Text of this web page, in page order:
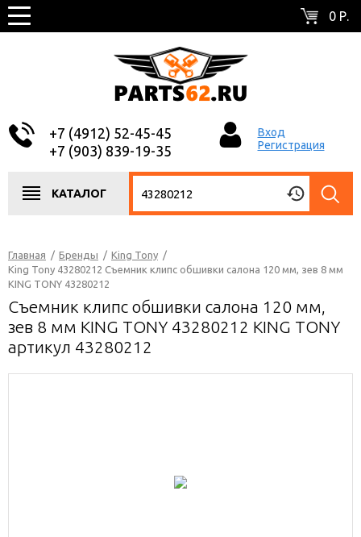
0 Р.
+7 (4912) 52-45-45
+7 (903) 839-19-35
Вход
Регистрация
КАТАЛОГ
Главная / Бренды / King Tony /
King Tony 43280212 Съемник клипс обшивки салона 120 мм, зев 8 мм
KING TONY 43280212
Съемник клипс обшивки салона 120 мм,
зев 8 мм KING TONY 43280212 KING TONY
артикул 43280212